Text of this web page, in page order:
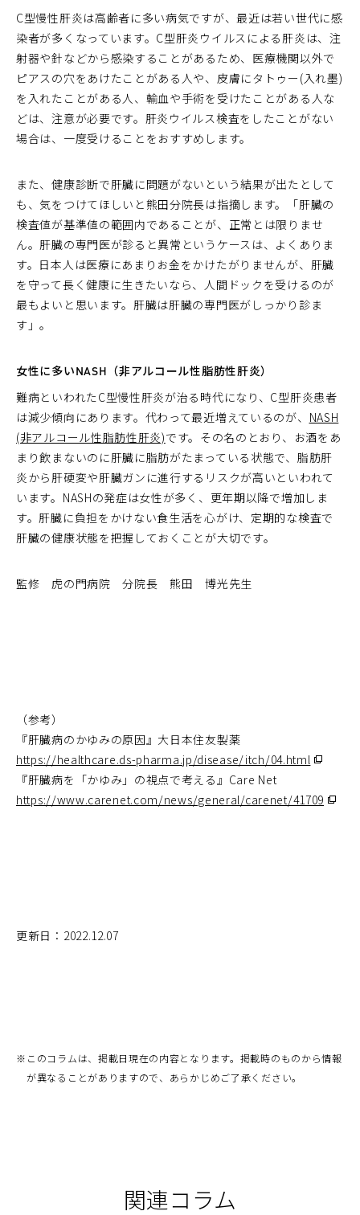
C型慢性肝炎は高齢者に多い病気ですが、最近は若い世代に感
染者が多くなっています。C型肝炎ウイルスによる肝炎は、注
射器や針などから感染することがあるため、医療機関以外で
ピアスの穴をあけたことがある人や、皮膚にタトゥー(入れ墨)
を入れたことがある人、輸血や手術を受けたことがある人な
どは、注意が必要です。肝炎ウイルス検査をしたことがない
場合は、一度受けることをおすすめします。
また、健康診断で肝臓に問題がないという結果が出たとして
も、気をつけてほしいと熊田分院長は指摘します。「肝臓の
検査値が基準値の範囲内であることが、正常とは限りませ
ん。肝臓の専門医が診ると異常というケースは、よくありま
す。日本人は医療にあまりお金をかけたがりませんが、肝臓
を守って長く健康に生きたいなら、人間ドックを受けるのが
最もよいと思います。肝臓は肝臓の専門医がしっかり診ま
す」。
女性に多いNASH（非アルコール性脂肪性肝炎）
難病といわれたC型慢性肝炎が治る時代になり、C型肝炎患者
は減少傾向にあります。代わって最近増えているのが、 NASH
(非アルコール性脂肪性肝炎)です。その名のとおり、お酒をあ
まり飲まないのに肝臓に脂肪がたまっている状態で、脂肪肝
炎から肝硬変や肝臓ガンに進行するリスクが高いといわれて
います。NASHの発症は女性が多く、更年期以降で増加しま
す。肝臓に負担をかけない食生活を心がけ、定期的な検査で
肝臓の健康状態を把握しておくことが大切です。
監修 虎の門病院 分院長 熊田 博光先生
（参考）
『肝臓病のかゆみの原因』大日本住友製薬
https://healthcare.ds-pharma.jp/disease/itch/04.html （別
ウ
ド
『肝臓病を「かゆみ」の視点で考える』Care Net
https://www.carenet.com/news/general/carenet/41709 （別
ウ
更新日：2022.12.07
※ このコラムは、掲載日現在の内容となります。掲載時のものから情報
が異なることがありますので、あらかじめご了承ください。
関連コラム